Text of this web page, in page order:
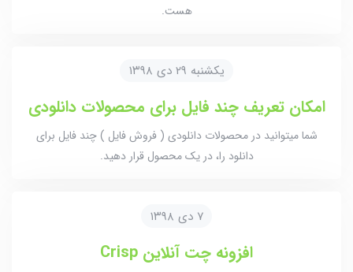
هست.
یکشنبه ۲۹ دی ۱۳۹۸
امکان تعریف چند فایل برای محصولات دانلودی
شما میتوانید در محصولات دانلودی ( فروش فایل ) چند فایل برای
دانلود را، در یک محصول قرار دهید.
۷ دی ۱۳۹۸
افزونه چت آنلاین Crisp